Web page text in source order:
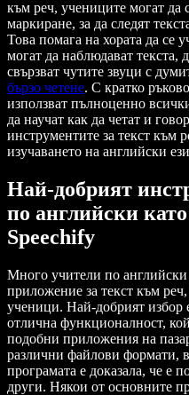
към реч, учениците могат да
маркиране, за да следят
Това помага на хората да се
могат да наблюдават текста,
свързват чутите звуци с
бързо четене. С кратко
използват пълноценно
да научат как да четат и
инструментите за текст към
изучаването на английски
Най-добрият
по английски
Speechify
Много учители по английски
приложение за текст към реч,
ученици. Най-добрият избор
отлична функционалност,
подобни приложения на
различни файлови формати,
програмата е доказала, че е
други. Някои от основните